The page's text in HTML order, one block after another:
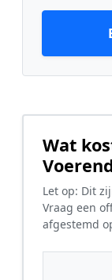
Wat
Let op: Dit
Vraag een
afgestemd